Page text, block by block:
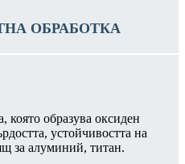
ОБРАБОТКА
която образува оксиден
устойчивостта на
за алуминий, титан.